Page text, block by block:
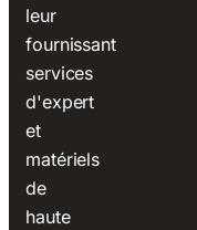
leur
fournissant
services
d'expert
et
matériels
de
haute